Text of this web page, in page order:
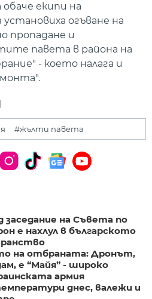
екипи на
огъване на
пропадане и
павета в района на
- което налага и
#жълти павета
заседание на Съвета по
е нахлул в българското
на отбраната: Дронът,
е “Майя” - широко
армия
днес, валежи и